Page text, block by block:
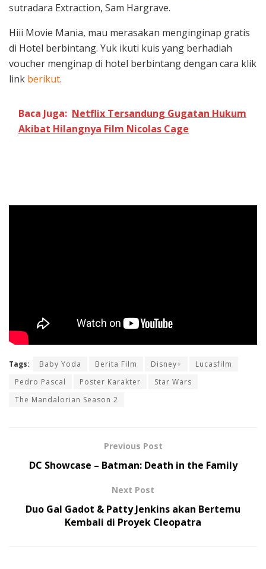
sutradara Extraction, Sam Hargrave.
Hiii Movie Mania, mau merasakan menginginap gratis
di Hotel berbintang. Yuk ikuti kuis yang berhadiah
voucher menginap di hotel berbintang dengan cara klik
link berikut.
Baca Juga: Netflix Tersandung Gugatan Hukum
Akibat Hilangnya Film Nicolas Cage
Tags: Baby Yoda Berita Film Disney+
Lucasfilm
Pedro Pascal
Poster Karakter
Star Wars
The Mandalorian Season 2
Previous Post
DC Showcase – Batman: Death in the Family
Next Post
Duo Gal Gadot & Patty Jenkins akan Bertemu
Kembali di Proyek Cleopatra